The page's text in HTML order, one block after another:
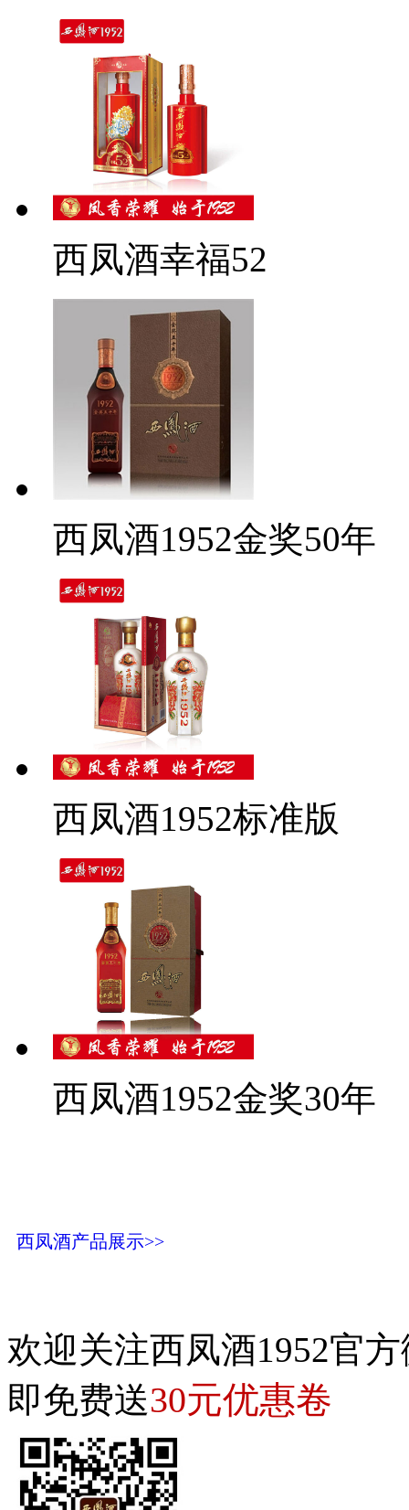
西凤酒幸福52
西凤酒1952金奖50年
西凤酒1952标准版
西凤酒1952金奖30年
西凤酒产品展示>>
欢迎关注西凤酒1952官
即免费送30元优惠卷